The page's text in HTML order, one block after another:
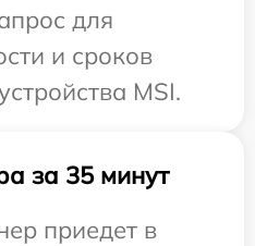
для
и сроков
MSI.
за 35 минут
приедет в